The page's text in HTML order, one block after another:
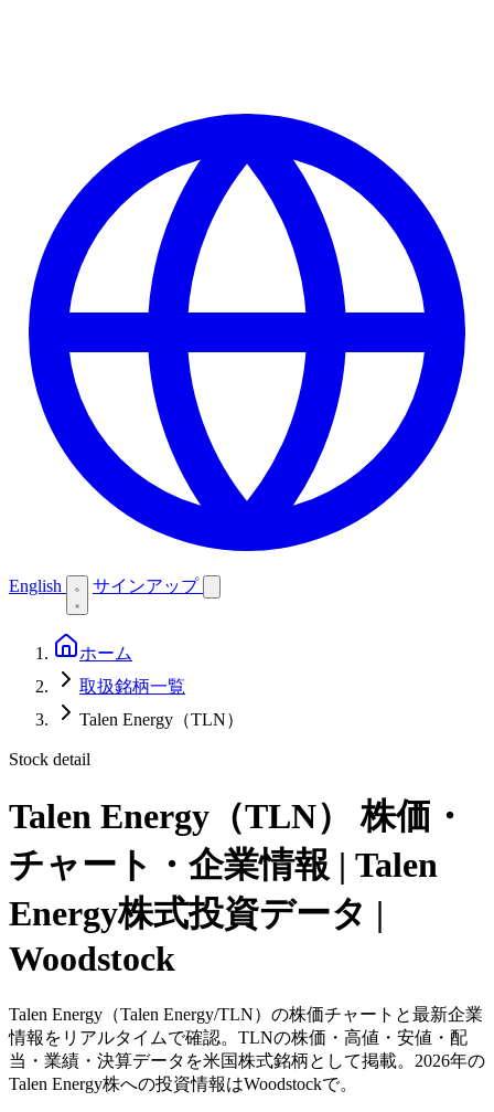
English サインアップ
ホーム
取扱銘柄一覧
Talen Energy（TLN）
Stock detail
Talen Energy（TLN）
株価・
チャート・企業情報 | Talen
Energy株式投資データ |
Woodstock
Talen Energy（Talen Energy/TLN）の株価チャートと最新企業
情報をリアルタイムで確認。TLNの株価・高値・安値・配
当・業績・決算データを米国株式銘柄として掲載。2026年の
Talen Energy株への投資情報はWoodstockで。